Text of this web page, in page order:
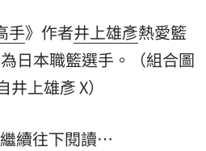
手》作者井上雄彥熱愛籃
日本職籃選手。（組合圖
井上雄彥 X）
續往下閱讀…